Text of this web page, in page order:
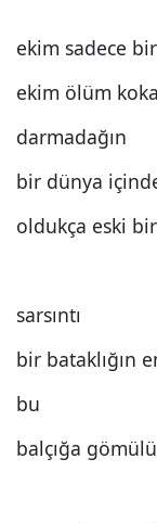
ekim sadece
ekim ölüm
darmadağın
bir dünya
oldukça eski
sarsıntı
bir bataklığın
bu
balçığa